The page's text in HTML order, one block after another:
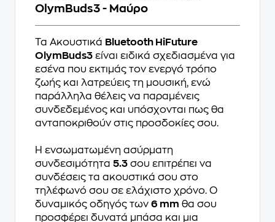
OlymBuds3 - Μαύρο
Τα Ακουστικά Bluetooth HiFuture
OlymBuds3 είναι ειδικά σχεδιασμένα για
εσένα που εκτιμάς τον ενεργό τρόπο
ζωής και λατρεύεις τη μουσική, ενώ
παράλληλα θέλεις να παραμένεις
συνδεδεμένος και υπόσχονται πως θα
ανταποκριθούν στις προσδοκίες σου.
Η ενσωματωμένη ασύρματη
συνδεσιμότητα 5.3 σου επιτρέπει να
συνδέσεις τα ακουστικά σου στο
τηλέφωνό σου σε ελάχιστο χρόνο. Ο
δυναμικός οδηγός των 6 mm θα σου
προσφέρει δυνατά μπάσα και μια